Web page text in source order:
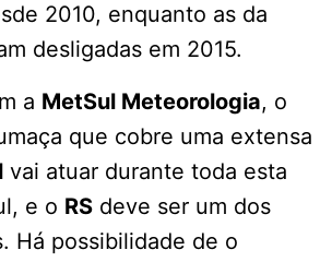
2010, enquanto as da
desligadas em 2015.
a MetSul Meteorologia, o
que cobre uma extensa
vai atuar durante toda esta
e o RS deve ser um dos
Há possibilidade de o